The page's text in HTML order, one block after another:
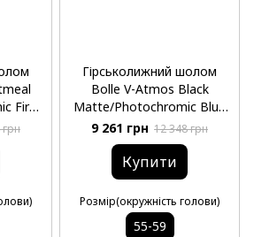
Fire
Гірськолижний шолом
Bolle V-Atmos Black
Matte/Photochromic Blue
cat 1 to 3
9 261 грн 12 348 грн
Купити
Розмір(окружність голови)
55-59